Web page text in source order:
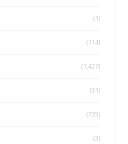
(1)
(114)
(1,427)
(31)
(735)
(3)